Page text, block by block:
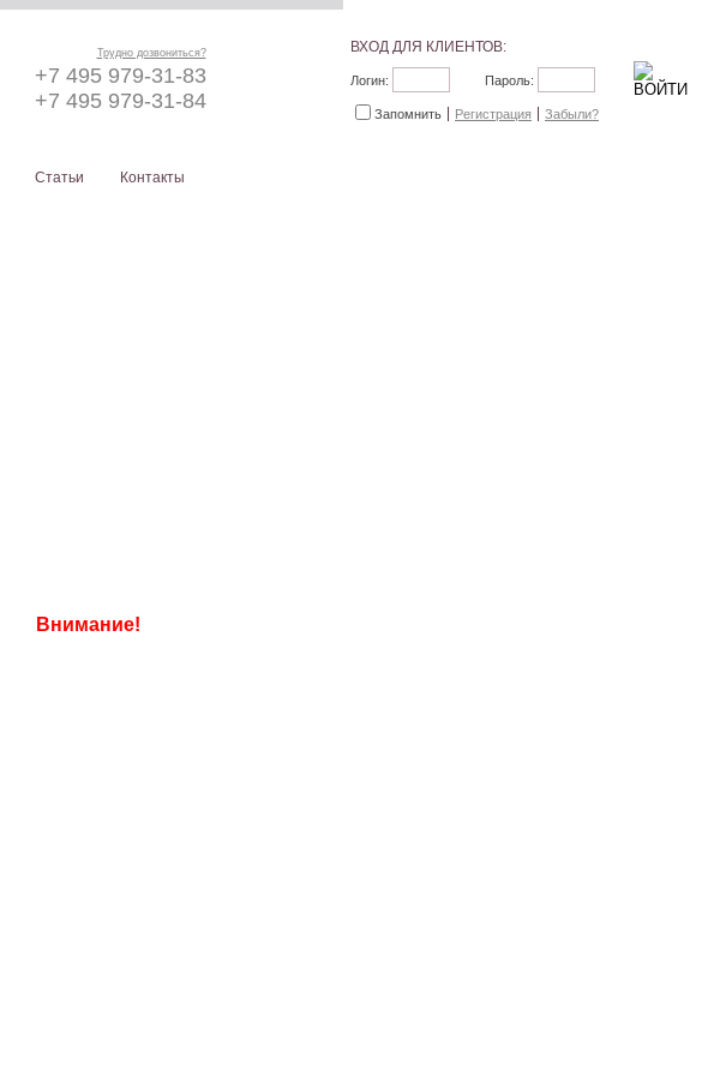
Трудно дозвониться?
+7 495 979-31-83
+7 495 979-31-84
ВХОД ДЛЯ КЛИЕНТОВ:
Логин: Пароль:
Запомнить Регистрация Забыли?
Статьи Контакты
Внимание!